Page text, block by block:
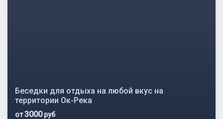
Беседки для отдыха на любой вкус на
территории Ок-Река
от3000руб